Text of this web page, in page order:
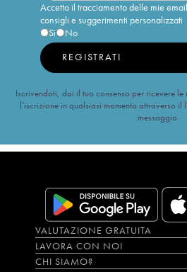
Accetto il tracciamento delle mie
consigli e suggerimenti personalizzati
Sì
No
REGISTRATI
Iscrivendoti, dai il tuo consenso per ricevere le
l’iscrizione in qualsiasi momento attraverso
messaggio.
VALUTAZIONE GRATUITA
LAVORA CON NOI
CHI SIAMO?